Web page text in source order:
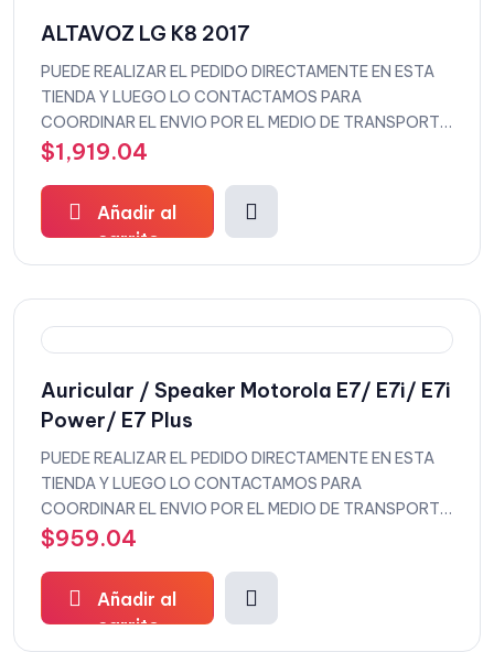
ALTAVOZ LG K8 2017
PUEDE REALIZAR EL PEDIDO DIRECTAMENTE EN ESTA
TIENDA Y LUEGO LO CONTACTAMOS PARA
COORDINAR EL ENVIO POR EL MEDIO DE TRANSPORTE
QUE DESEEE
$1,919.04
Añadir al
carrito
Auricular / Speaker Motorola E7/ E7i/ E7i
Power/ E7 Plus
PUEDE REALIZAR EL PEDIDO DIRECTAMENTE EN ESTA
TIENDA Y LUEGO LO CONTACTAMOS PARA
COORDINAR EL ENVIO POR EL MEDIO DE TRANSPORTE
QUE DESEEE
$959.04
Añadir al
carrito